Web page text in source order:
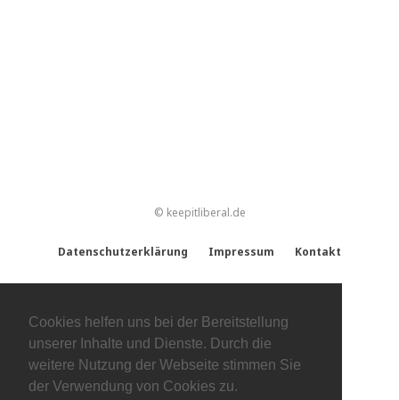
Cookies helfen uns bei der Bereitstellung
unserer Inhalte und Dienste. Durch die
weitere Nutzung der Webseite stimmen Sie
der Verwendung von Cookies zu.
© keepitliberal.de
Datenschutzerklärung Impressum Kontakt